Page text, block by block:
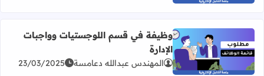
اقرأ المزيد عن وظيفة في قسم اللوجستيات وواجبات الإدارة
وظيفة في قسم اللوجستيات وواجبات
الإدارة
المهندس عبدالله دعامسة 23/03/2025